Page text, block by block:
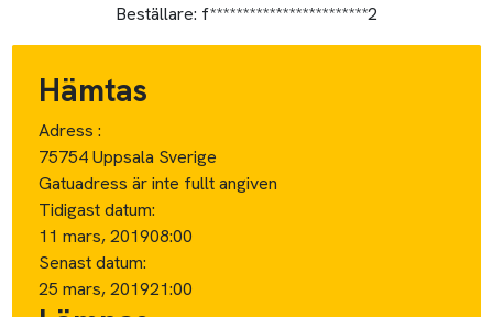
Beställare: f************************2
Hämtas
Adress :
75754 Uppsala Sverige
Gatuadress är inte fullt angiven
Tidigast datum:
11 mars, 201908:00
Senast datum:
25 mars, 201921:00